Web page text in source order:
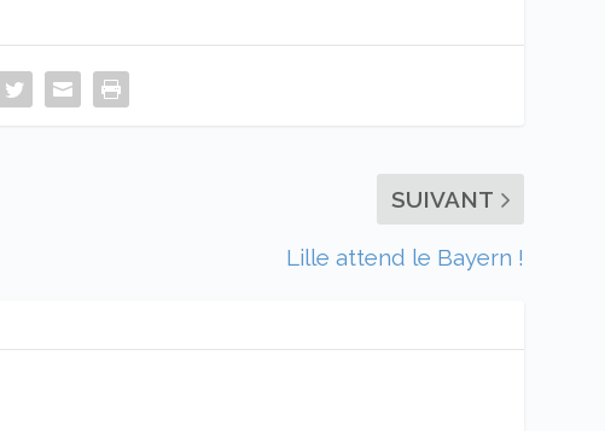
SUIVANT
Lille attend le Bayern !